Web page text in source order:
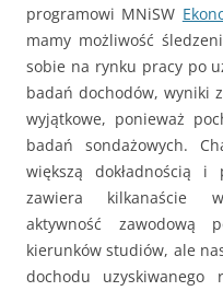
programowi MNiSW
mamy możliwość
sobie na rynku pracy po
badań dochodów, wyniki
wyjątkowe, ponieważ
badań sondażowych.
większą dokładnością i
zawiera kilkanaście
aktywność zawodową
kierunków studiów, ale
dochodu